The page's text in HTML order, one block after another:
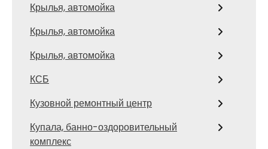
Крылья, автомойка
Крылья, автомойка
Крылья, автомойка
КСБ
Кузовной ремонтный центр
Купала, банно-оздоровительный
комплекс